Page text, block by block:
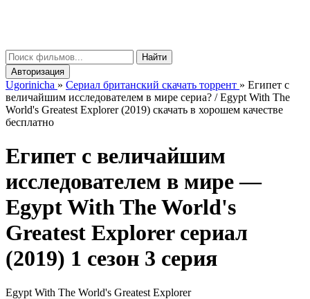
Найти
Авторизация
Ugorinicha » Сериал британский скачать торрент » Египет с
величайшим исследователем в мире сериа? / Egypt With The
World's Greatest Explorer (2019) скачать в хорошем качестве
бесплатно
Египет с величайшим
исследователем в мире —
Egypt With The World's
Greatest Explorerсериал
(2019) 1 сезон 3 серия
Egypt With The World's Greatest Explorer